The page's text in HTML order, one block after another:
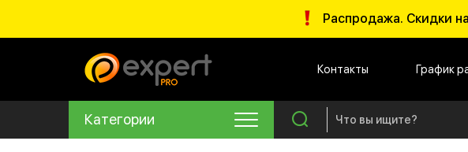
Распродажа. Скидки
Контакты График
Категории